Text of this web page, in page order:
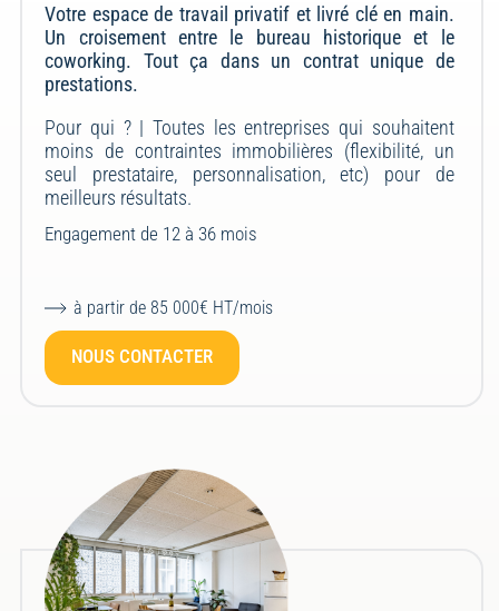
Votre espace de travail privatif et livré clé en main.
Un croisement entre le bureau historique et le
coworking. Tout ça dans un contrat unique de
prestations.
Pour qui ? | Toutes les entreprises qui souhaitent
moins de contraintes immobilières (flexibilité, un
seul prestataire, personnalisation, etc) pour de
meilleurs résultats.
Engagement de 12 à 36 mois
à partir de 85 000€ HT/mois
NOUS CONTACTER